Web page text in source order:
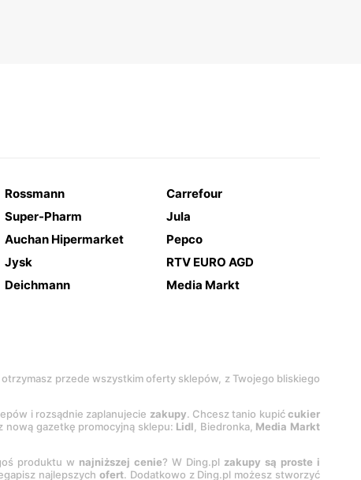
Rossmann
Carrefour
Super-Pharm
Jula
Auchan Hipermarket
Pepco
Jysk
RTV EURO AGD
Deichmann Media Markt
przede wszystkim oferty sklepów, z Twojego bliskiego
i rozsądnie zaplanujecie zakupy. Chcesz tanio kupićcukier
nową gazetkę promocyjną sklepu: Lidl, Biedronka, Media Markt
produktu w najniższej cenie? W Ding.pl zakupy są proste i
najlepszychofert. Dodatkowo z Ding.pl możesz stworzyć